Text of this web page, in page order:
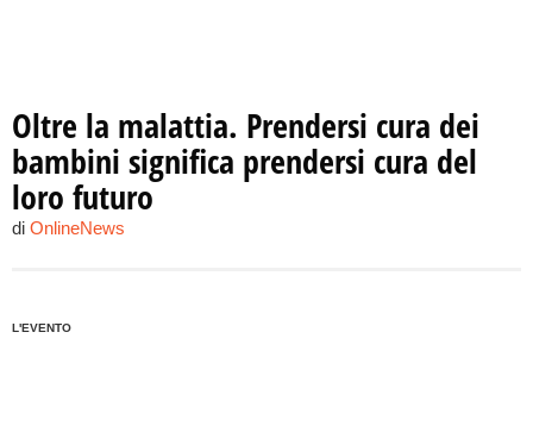
Oltre la malattia. Prendersi cura dei
bambini significa prendersi cura del
loro futuro
di OnlineNews
L'EVENTO